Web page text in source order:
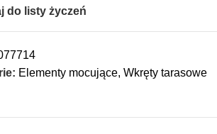
do listy życzeń
Elementy mocujące, Wkręty tarasowe